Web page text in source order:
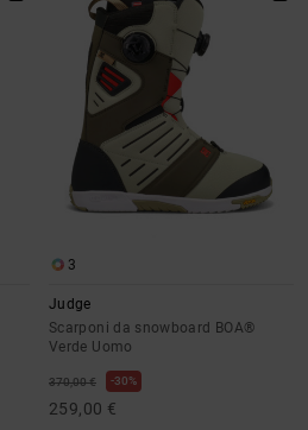
3
Judge
Scarponi da snowboard BOA®
Verde Uomo
370,00 € 30%
259,00 €